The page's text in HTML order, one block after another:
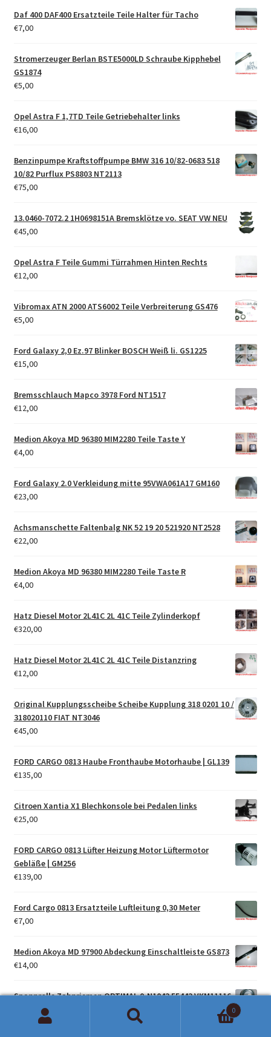
Daf 400 DAF400 Ersatzteile Teile Halter für Tacho
€7,00
Stromerzeuger Berlan BSTE5000LD Schraube Kipphebel
GS1874
€5,00
Opel Astra F 1,7TD Teile Getriebehalter links
€16,00
Benzinpumpe Kraftstoffpumpe BMW 316 10/82-0683 518
10/82 Purflux PS8803 NT2113
€75,00
13.0460-7072.2 1H0698151A Bremsklötze vo. SEAT VW NEU
€45,00
Opel Astra F Teile Gummi Türrahmen Hinten Rechts
€12,00
Vibromax ATN 2000 ATS6002 Teile Verbreiterung GS476
€5,00
Ford Galaxy 2,0 Ez.97 Blinker BOSCH Weiß li. GS1225
€15,00
Bremsschlauch Mapco 3978 Ford NT1517
€12,00
Medion Akoya MD 96380 MIM2280 Teile Taste Y
€4,00
Ford Galaxy 2.0 Verkleidung mitte 95VWA061A17 GM160
€23,00
Achsmanschette Faltenbalg NK 52 19 20 521920 NT2528
€22,00
Medion Akoya MD 96380 MIM2280 Teile Taste R
€4,00
Hatz Diesel Motor 2L41C 2L 41C Teile Zylinderkopf
€320,00
Hatz Diesel Motor 2L41C 2L 41C Teile Distanzring
€12,00
Original Kupplungsscheibe Scheibe Kupplung 318 0201 10 /
318020110 FIAT NT3046
€45,00
FORD CARGO 0813 Haube Fronthaube Motorhaube | GL139
€135,00
Citroen Xantia X1 Blechkonsole bei Pedalen links
€25,00
FORD CARGO 0813 Lüfter Heizung Motor Lüftermotor
Gebläße | GM256
€139,00
Ford Cargo 0813 Ersatzteile Luftleitung 0,30 Meter
€7,00
Medion Akoya MD 97900 Abdeckung Einschaltleiste GS873
€14,00
Spannrolle Zahnriemen OPTIMAL 0-N1042 55442 VKM11116
NT2296
0